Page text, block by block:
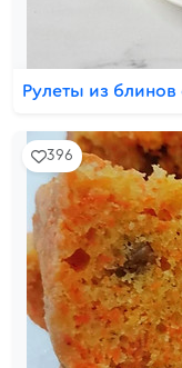
Рулеты из блинов
396